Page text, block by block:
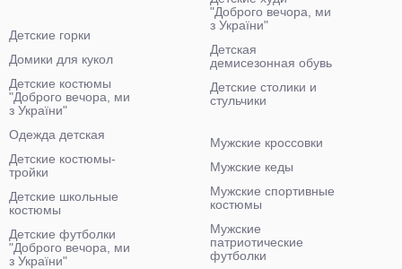
"Доброго вечора, ми
з України"
Детская
демисезонная обувь
Детские столики и
стульчики
Детские горки
Домики для кукол
Детские костюмы
"Доброго вечора, ми
з України"
Одежда детская
Детские костюмы-
тройки
Детские школьные
костюмы
Детские футболки
"Доброго вечора, ми
з України"
Мужские кроссовки
Мужские кеды
Мужские спортивные
костюмы
Мужские
патриотические
футболки